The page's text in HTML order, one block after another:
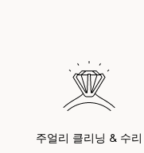
주얼리 클리닝 & 수리